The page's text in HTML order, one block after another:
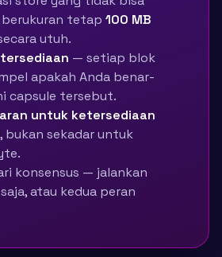
berukuran tetap 100 MB
utuh.
— setiap blok
apakah Anda benar-
capsule tersebut.
untuk ketersediaan
, bukan sekadar untuk
konsensus — jalankan
atau kedua peran